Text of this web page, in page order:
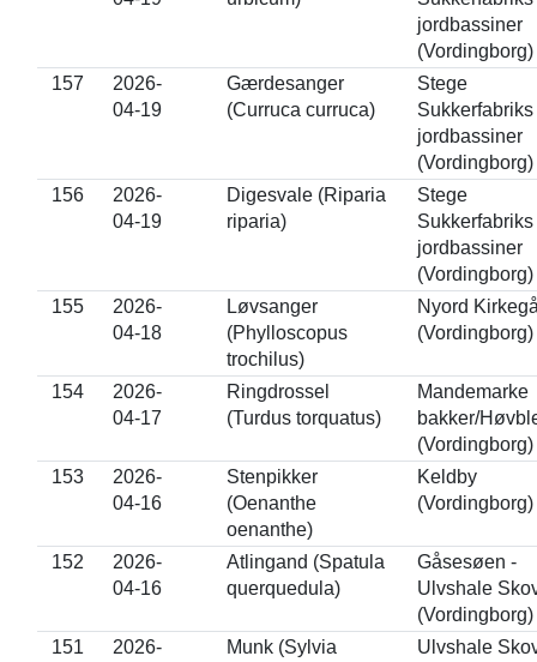
jordbassiner
(Vordingborg)
157
2026-
04-19
Gærdesanger
(Curruca curruca)
Stege
Sukkerfabriks
jordbassiner
(Vordingborg)
156
2026-
04-19
Digesvale (Riparia
riparia)
Stege
Sukkerfabriks
jordbassiner
(Vordingborg)
155
2026-
04-18
Løvsanger
(Phylloscopus
trochilus)
Nyord
(Vordingborg)
154
2026-
04-17
Ringdrossel
(Turdus torquatus)
Mandemarke
bakker/
(Vordingborg)
153
2026-
04-16
Stenpikker
(Oenanthe
oenanthe)
Keldby
(Vordingborg)
152
2026-
04-16
Atlingand (Spatula
querquedula)
Gåsesøen -
Ulvshale
(Vordingborg)
151
2026-
Munk (Sylvia
Ulvshale